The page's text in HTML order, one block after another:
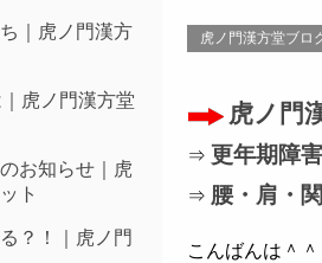
虎ノ門漢方堂ブロ
虎ノ門
⇒ 更年期障
⇒ 腰・肩・
こんばんは＾＾
｜虎ノ門漢方
虎ノ門漢方堂
お知らせ｜虎
ト
？！｜虎ノ門